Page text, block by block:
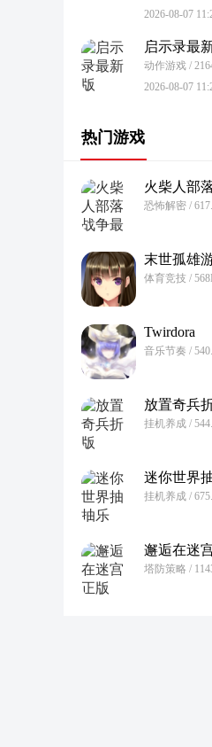
2026-08-07
启示录最
动作游戏 /
2026-08-07
热门游戏
恐怖解密 /
末世孤雄
体育竞技 /
Twirdora
音乐节奏 /
放置奇兵
挂机养成 /
迷你世界
挂机养成 /
邂逅在迷
塔防策略 /